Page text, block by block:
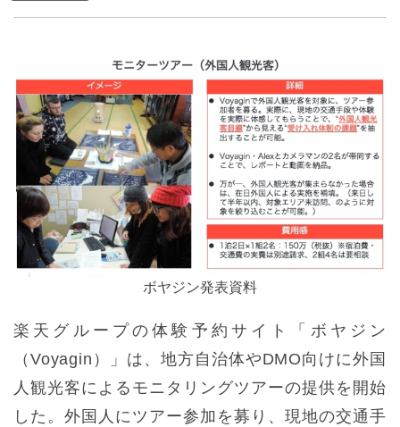
ボヤジン発表資料
楽天グループの体験予約サイト「ボヤジン
（Voyagin）」は、地方自治体やDMO向けに外国
人観光客によるモニタリングツアーの提供を開始
した。外国人にツアー参加を募り、現地の交通手